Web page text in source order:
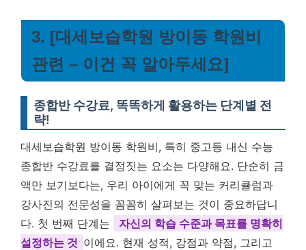
3. [대세보습학원 방이동 학원비
관련 – 이건 꼭 알아두세요]
종합반 수강료, 똑똑하게 활용하는 단계별 전
략!
대세보습학원 방이동 학원비, 특히 중고등 내신 수능
종합반 수강료를 결정짓는 요소는 다양해요. 단순히 금
액만 보기보다는, 우리 아이에게 꼭 맞는 커리큘럼과
강사진의 전문성을 꼼꼼히 살펴보는 것이 중요하답니
다. 첫 번째 단계는
자신의 학습 수준과 목표를 명확히
설정하는 것 이에요. 현재 성적, 강점과 약점, 그리고